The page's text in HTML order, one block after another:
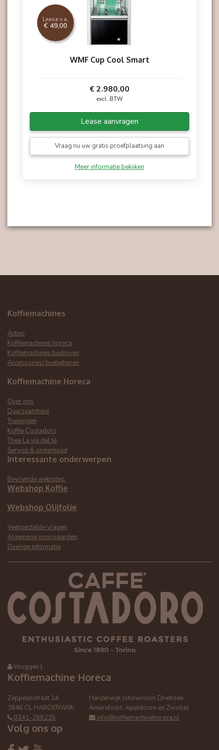
Lease v.a.
€ 49,00
WMF Cup Cool Smart
€ 2.980,00
excl. BTW
Lease aanvragen
Vraag nu uw gratis proefplaatsing aan
Meer informatie bekijken
Koffiemachines
Acties
Koffiemachines horeca
Koffiemachines bedrijven
Accessoires/ toebehoren
Koffiemachine Horeca
Over ons
Duurzaamheid
Trainingen
Koffie Costadoro
Thee La via del tè
Service & onderhoud
Interessante onderwerpen
Bevriende websites:
Webshop Koffie
Webshop Olijfolie
Veelgestelde vragen
Algemene voorwaarden
Overige informatie
Inloggen |
Koffiemachine Horeca
Zeppelinstraat 14
Harderwijk (showroom Driehoek
3846 CL HARDERWIJK
Amersfoort, Apeldoorn en Zwolle)
0341-268235
info@koffiemachinehoreca.nl
Volg ons op